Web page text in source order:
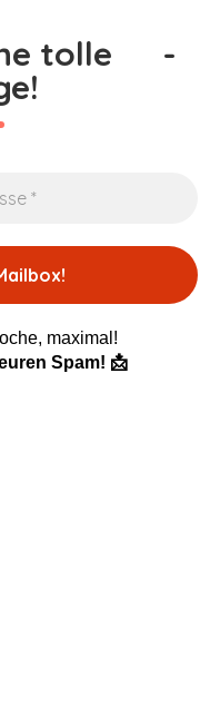
tolle -
maximal!
Spam! 📩